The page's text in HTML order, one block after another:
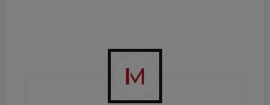
© Hudej Zinshaus Gruppe